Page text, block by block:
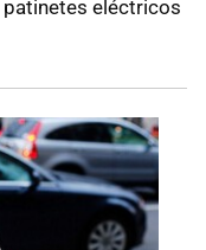
eléctricos